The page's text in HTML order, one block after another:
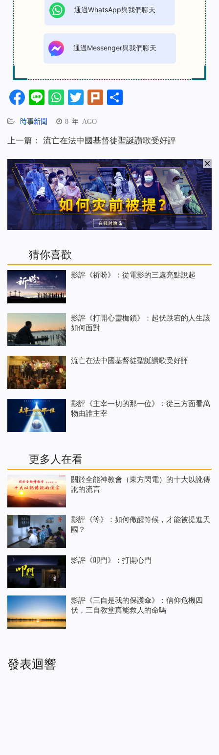
通過WhatsApp與我們聊天
通過Messenger與我們聊天
Facebook
LineWhatsApp
Twitter
Plurk
時事新聞 8 年 AGO
上一篇： 流亡在法中國基督徒聖誕讚歌受好評
猜你喜歡
影評《祈盼》：從電影的三處亮點說起
影評《打開心靈枷鎖》：起伏跌宕的人生該
如何面對
流亡在法中國基督徒聖誕讚歌受好評
影評《主宰一切的那一位》：從三方面看萬
物由誰主宰
更多人在看
關於全能神教會（東方閃電）的十大以訛傳
訛的流言
影評《等》：如何儆醒等候，才能被提進天
國？
影評《叩門》：打開心門
影評《三自是我的保護傘》：信仰危機四
伏，三自教堂真能救人的命嗎
發表迴響